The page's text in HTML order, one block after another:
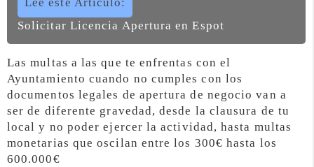
Lee este Artículo:
Solicitar Licencia Apertura en Espot
Las multas a las que te enfrentas con el
Ayuntamiento cuando no cumples con los
documentos legales de apertura de negocio van a
ser de diferente gravedad, desde la clausura de tu
local y no poder ejercer la actividad, hasta multas
monetarias que oscilan entre los 300€ hasta los
600.000€